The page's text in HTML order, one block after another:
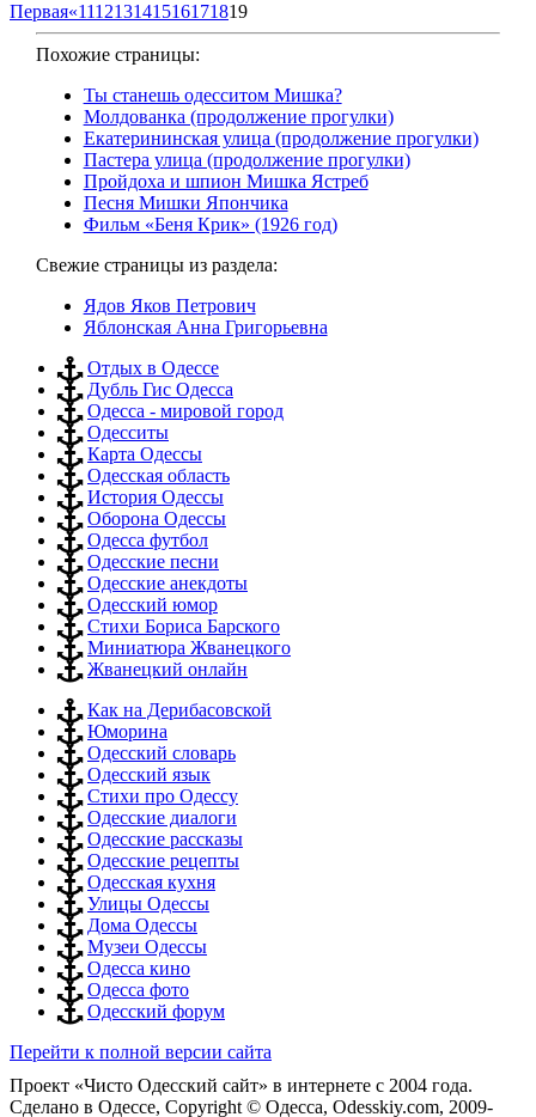
Первая«111213141516171819
Похожие страницы:
Ты станешь одесситом Мишка?
Молдованка (продолжение прогулки)
Екатерининская улица (продолжение прогулки)
Пастера улица (продолжение прогулки)
Пройдоха и шпион Мишка Ястреб
Песня Мишки Япончика
Фильм «Беня Крик» (1926 год)
Свежие страницы из раздела:
Ядов Яков Петрович
Яблонская Анна Григорьевна
Отдых в Одессе
Дубль Гис Одесса
Одесса - мировой город
Одесситы
Карта Одессы
Одесская область
История Одессы
Оборона Одессы
Одесса футбол
Одесские песни
Одесские анекдоты
Одесский юмор
Стихи Бориса Барского
Миниатюра Жванецкого
Жванецкий онлайн
Как на Дерибасовской
Юморина
Одесский словарь
Одесский язык
Стихи про Одессу
Одесские диалоги
Одесские рассказы
Одесские рецепты
Одесская кухня
Улицы Одессы
Дома Одессы
Музеи Одессы
Одесса кино
Одесса фото
Одесский форум
Перейти к полной версии сайта
Проект «Чисто Одесский сайт» в интернете с 2004 года.
Сделано в Одессе, Copyright © Одесса, Odesskiy.com, 2009-